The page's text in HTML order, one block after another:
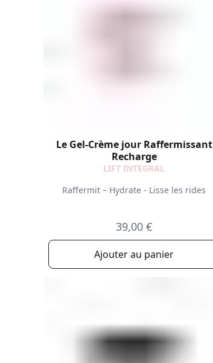
Le Gel-Crème jour Raffermissant
Recharge
LIFT INTEGRAL
Raffermit – Hydrate - Lisse les rides
39,00 €
Ajouter au panier